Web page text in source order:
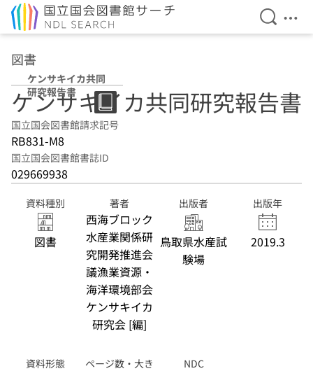
検索を
メ
図書
ケンサキイカ共同
研究報告書
ケンサキイカ共同研究報告書
国立国会図書館請求記号
RB831-M8
国立国会図書館書誌ID
029669938
資料種別
図書
著者
西海ブロック
水産業関係研
究開発推進会
議漁業資源・
海洋環境部会
ケンサキイカ
研究会 [編]
出版者
鳥取県水産試
験場
出版年
2019.3
資料形態
ページ数・大き
NDC